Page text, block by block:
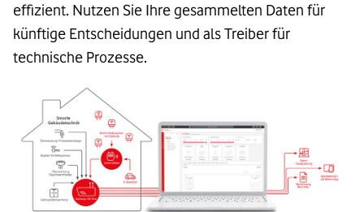
effizient. Nutzen Sie Ihre gesammelten Daten für
künftige Entscheidungen und als Treiber für
technische Prozesse.